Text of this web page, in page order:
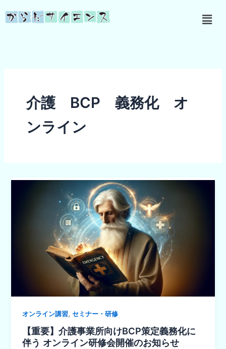
容
メ
ニ
介護 BCP 義務化 オ
ンライン
オンライン講習,セミナー・研修
【重要】介護事業所向けBCP策定義務化に
伴う オンライン研修会開催のお知らせ